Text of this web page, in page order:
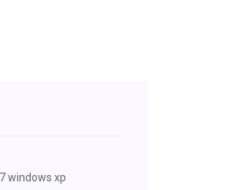
windows xp